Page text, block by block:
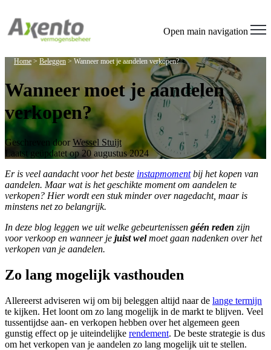
Open main navigation
Home > Beleggen > Wanneer moet je aandelen verkopen?
Wanneer moet je aandelen
verkopen?
Geschreven door Wessel Stuijt
Laatst geüpdatet op 20 augustus 2024
Er is veel aandacht voor het beste instapmomentbij het kopen van
aandelen. Maar wat is het geschikte moment om aandelen te
verkopen? Hier wordt een stuk minder over nagedacht, maar is
minstens net zo belangrijk.
In deze blog leggen we uit welke gebeurtenissen géén reden zijn
voor verkoop en wanneer je juist welmoet gaan nadenken over het
verkopen van je aandelen.
Zo lang mogelijk vasthouden
Allereerst adviseren wij om bij beleggen altijd naar de lange termijn
te kijken. Het loont om zo lang mogelijk in de markt te blijven. Veel
tussentijdse aan- en verkopen hebben over het algemeen geen
gunstig effect op je uiteindelijke rendement. De beste strategie is dus
om het verkopen van je aandelen zo lang mogelijk uit te stellen.